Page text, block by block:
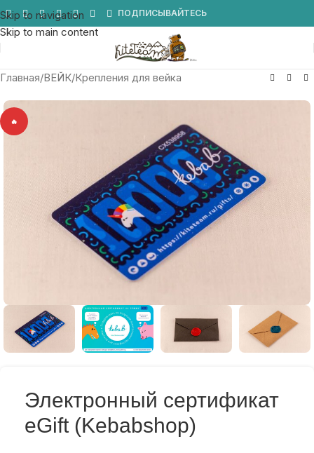
Skip to navigation
Skip to main content
ПОДПИСЫВАЙТЕСЬ
Главная/ВЕЙК/Крепления для вейка
🔥
Электронный сертификат
eGift (Kebabshop)